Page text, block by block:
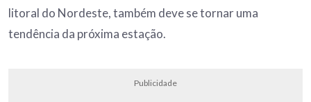
litoral do Nordeste, também deve se tornar uma
tendência da próxima estação.
Publicidade